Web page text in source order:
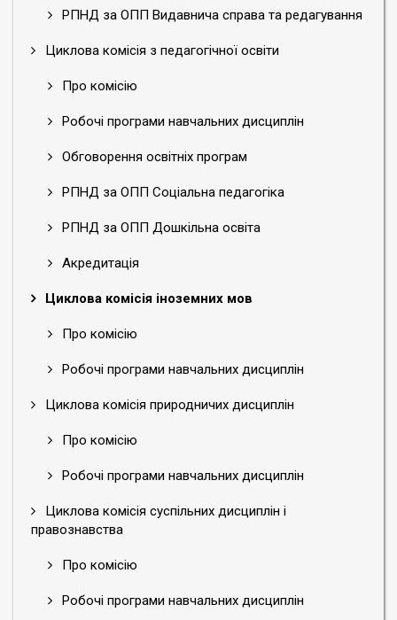
РПНД за ОПП Видавнича справа та редагування
Циклова комісія з педагогічної освіти
Про комісію
Робочі програми навчальних дисциплін
Обговорення освітніх програм
РПНД за ОПП Соціальна педагогіка
РПНД за ОПП Дошкільна освіта
Акредитація
Циклова комісія іноземних мов
Про комісію
Робочі програми навчальних дисциплін
Циклова комісія природничих дисциплін
Про комісію
Робочі програми навчальних дисциплін
Циклова комісія суспільних дисциплін і
правознавства
Про комісію
Робочі програми навчальних дисциплін